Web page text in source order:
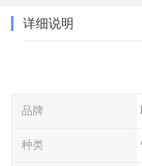
详细说明
品牌
种类